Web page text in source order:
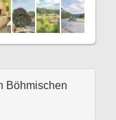
Böhmischen